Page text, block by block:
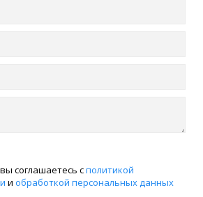
соглашаетесь сполитикой
и обработкой персональных данных